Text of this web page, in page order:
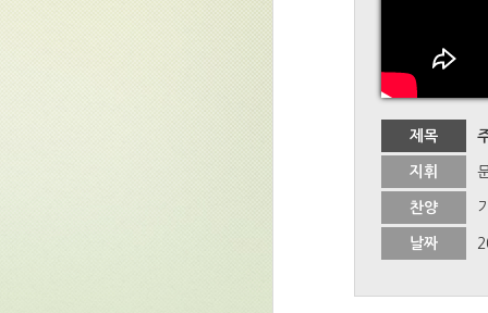
제목
지휘
찬양
날짜